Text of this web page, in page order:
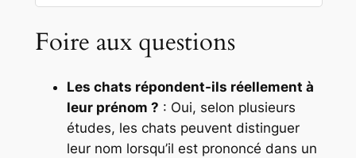
Foire aux questions
Les chats répondent-ils réellement à
leur prénom ? : Oui, selon plusieurs
études, les chats peuvent distinguer
leur nom lorsqu’il est prononcé dans un